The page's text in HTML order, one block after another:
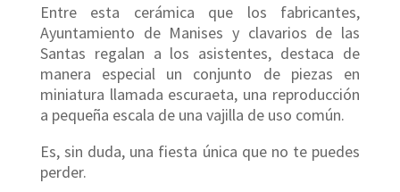
Entre esta cerámica que los fabricantes,
Ayuntamiento de Manises y clavarios de las
Santas regalan a los asistentes, destaca de
manera especial un conjunto de piezas en
miniatura llamada escuraeta, una reproducción
a pequeña escala de una vajilla de uso común.
Es, sin duda, una fiesta única que no te puedes
perder.